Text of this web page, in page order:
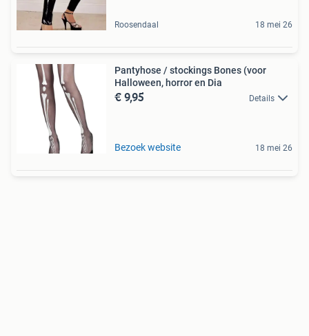
Roosendaal 18 mei 26
Pantyhose / stockings Bones (voor
Halloween, horror en Dia
€ 9,95 Details
Bezoek website 18 mei 26